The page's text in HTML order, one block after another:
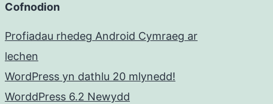
Cofnodion
Profiadau rhedeg Android Cymraeg ar
lechen
WordPress yn dathlu 20 mlynedd!
WorddPress 6.2 Newydd